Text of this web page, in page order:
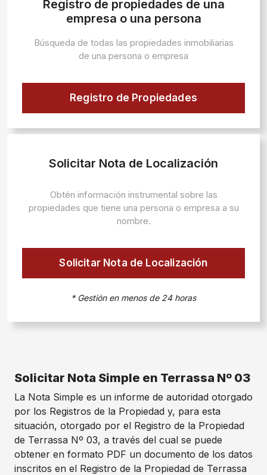
Registro de propiedades de una
empresa o una persona
Búsqueda de todas las propiedades inmobiliarias
de una persona o empresa
Registro de Propiedades
Solicitar Nota de Localización
Obtén información instrumental sobre las
propiedades que tiene una persona o empresa a su
nombre.
Solicitar Nota de Localización
* Gestión en menos de 24 horas
Solicitar Nota Simple en Terrassa Nº 03
La Nota Simple es un informe de autoridad otorgado
por los Registros de la Propiedad y, para esta
situación, otorgado por el Registro de la Propiedad
de Terrassa Nº 03, a través del cual se puede
obtener en formato PDF un documento de los datos
inscritos en el Registro de la Propiedad de Terrassa